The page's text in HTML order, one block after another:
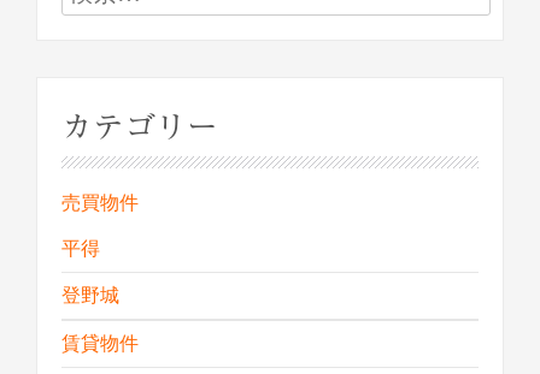
索:
カテゴリー
売買物件
平得
登野城
賃貸物件